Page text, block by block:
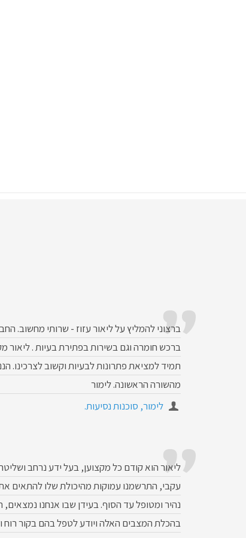
ברצוני להמליץ על ליאור עזוז - שרותי מחשוב.
ברכש חומרה וגם בשירות בפתירת בעיות . ליאור
תמיד למציאת פתרונות לבעיות וקשוב לצרכינו.
מהשורה הראשונה. לימור
לימור, סוכנות נסיעות.
ליאור הוא קודם כל מקצוען, בעל ידע נרחב
עקבי, התרשמנו עמוקות מהיכולת שלו להתאים
נהיר ומטופל עד הסוף. בעידן שבו אנחנו
בהכלת המצבים האלה ויודע לטפל בהם בקור רוח